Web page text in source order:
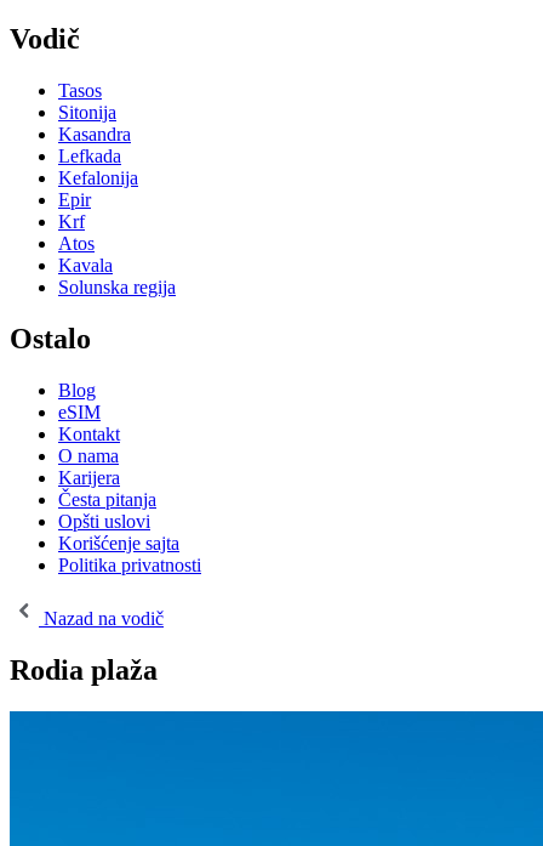
Vodič
Tasos
Sitonija
Kasandra
Lefkada
Kefalonija
Epir
Krf
Atos
Kavala
Solunska regija
Ostalo
Blog
eSIM
Kontakt
O nama
Karijera
Česta pitanja
Opšti uslovi
Korišćenje sajta
Politika privatnosti
Nazad na vodič
Rodia plaža